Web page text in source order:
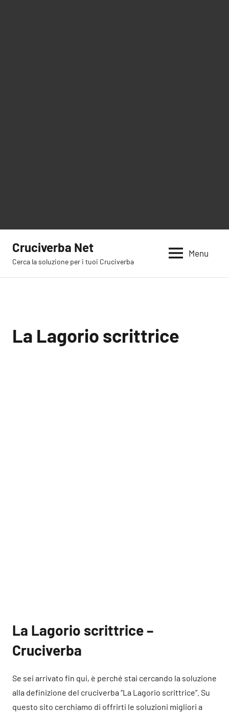
contenuto
Cruciverba Net
Cerca la soluzione per i tuoi Cruciverba
Menu
La Lagorio scrittrice
La Lagorio scrittrice –
Cruciverba
Se sei arrivato fin qui, è perché stai cercando la soluzione
alla definizione del cruciverba “La Lagorio scrittrice”. Su
questo sito cerchiamo di offrirti le soluzioni migliori a